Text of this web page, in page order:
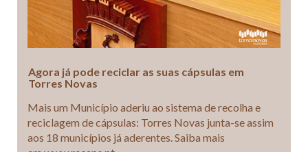
Agora já pode reciclar as suas cápsulas em
Torres Novas
Mais um Município aderiu ao sistema de recolha e
reciclagem de cápsulas: Torres Novas junta-se assim
aos 18 municípios já aderentes. Saiba mais